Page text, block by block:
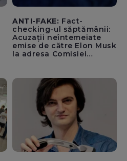
ANTI-FAKE: Fact-
checking-ul săptămânii:
Acuzații neîntemeiate
emise de către Elon Musk
la adresa Comisiei
pentru instaurarea
„cenzurii” pe platforma X